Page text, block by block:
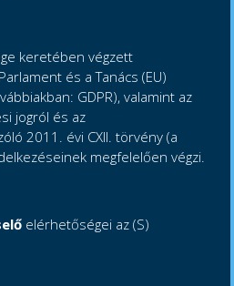
keretében végzett
és a Tanács (EU)
GDPR), valamint az
jogról és az
2011. évi CXII. törvény (a
megfelelően végzi.
elérhetőségei az (S)